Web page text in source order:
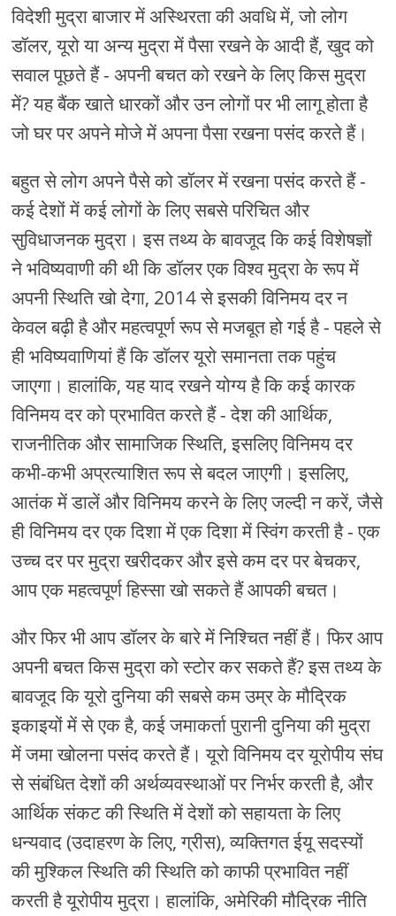
विदेशी मुद्रा बाजार में अस्थिरता की अवधि में, जो लोग
डॉलर, यूरो या अन्य मुद्रा में पैसा रखने के आदी हैं, खुद को
सवाल पूछते हैं - अपनी बचत को रखने के लिए किस मुद्रा
में? यह बैंक खाते धारकों और उन लोगों पर भी लागू होता है
जो घर पर अपने मोजे में अपना पैसा रखना पसंद करते हैं।
बहुत से लोग अपने पैसे को डॉलर में रखना पसंद करते हैं -
कई देशों में कई लोगों के लिए सबसे परिचित और
सुविधाजनक मुद्रा। इस तथ्य के बावजूद कि कई विशेषज्ञों
ने भविष्यवाणी की थी कि डॉलर एक विश्व मुद्रा के रूप में
अपनी स्थिति खो देगा, 2014 से इसकी विनिमय दर न
केवल बढ़ी है और महत्वपूर्ण रूप से मजबूत हो गई है - पहले से
ही भविष्यवाणियां हैं कि डॉलर यूरो समानता तक पहुंच
जाएगा। हालांकि, यह याद रखने योग्य है कि कई कारक
विनिमय दर को प्रभावित करते हैं - देश की आर्थिक,
राजनीतिक और सामाजिक स्थिति, इसलिए विनिमय दर
कभी-कभी अप्रत्याशित रूप से बदल जाएगी। इसलिए,
आतंक में डालें और विनिमय करने के लिए जल्दी न करें, जैसे
ही विनिमय दर एक दिशा में एक दिशा में स्विंग करती है - एक
उच्च दर पर मुद्रा खरीदकर और इसे कम दर पर बेचकर,
आप एक महत्वपूर्ण हिस्सा खो सकते हैं आपकी बचत।
और फिर भी आप डॉलर के बारे में निश्चित नहीं हैं। फिर आप
अपनी बचत किस मुद्रा को स्टोर कर सकते हैं? इस तथ्य के
बावजूद कि यूरो दुनिया की सबसे कम उम्र के मौद्रिक
इकाइयों में से एक है, कई जमाकर्ता पुरानी दुनिया की मुद्रा
में जमा खोलना पसंद करते हैं। यूरो विनिमय दर यूरोपीय संघ
से संबंधित देशों की अर्थव्यवस्थाओं पर निर्भर करती है, और
आर्थिक संकट की स्थिति में देशों को सहायता के लिए
धन्यवाद (उदाहरण के लिए, ग्रीस), व्यक्तिगत ईयू सदस्यों
की मुश्किल स्थिति की स्थिति को काफी प्रभावित नहीं
करती है यूरोपीय मुद्रा। हालांकि, अमेरिकी मौद्रिक नीति